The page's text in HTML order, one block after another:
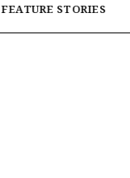
FEATURE STORIES